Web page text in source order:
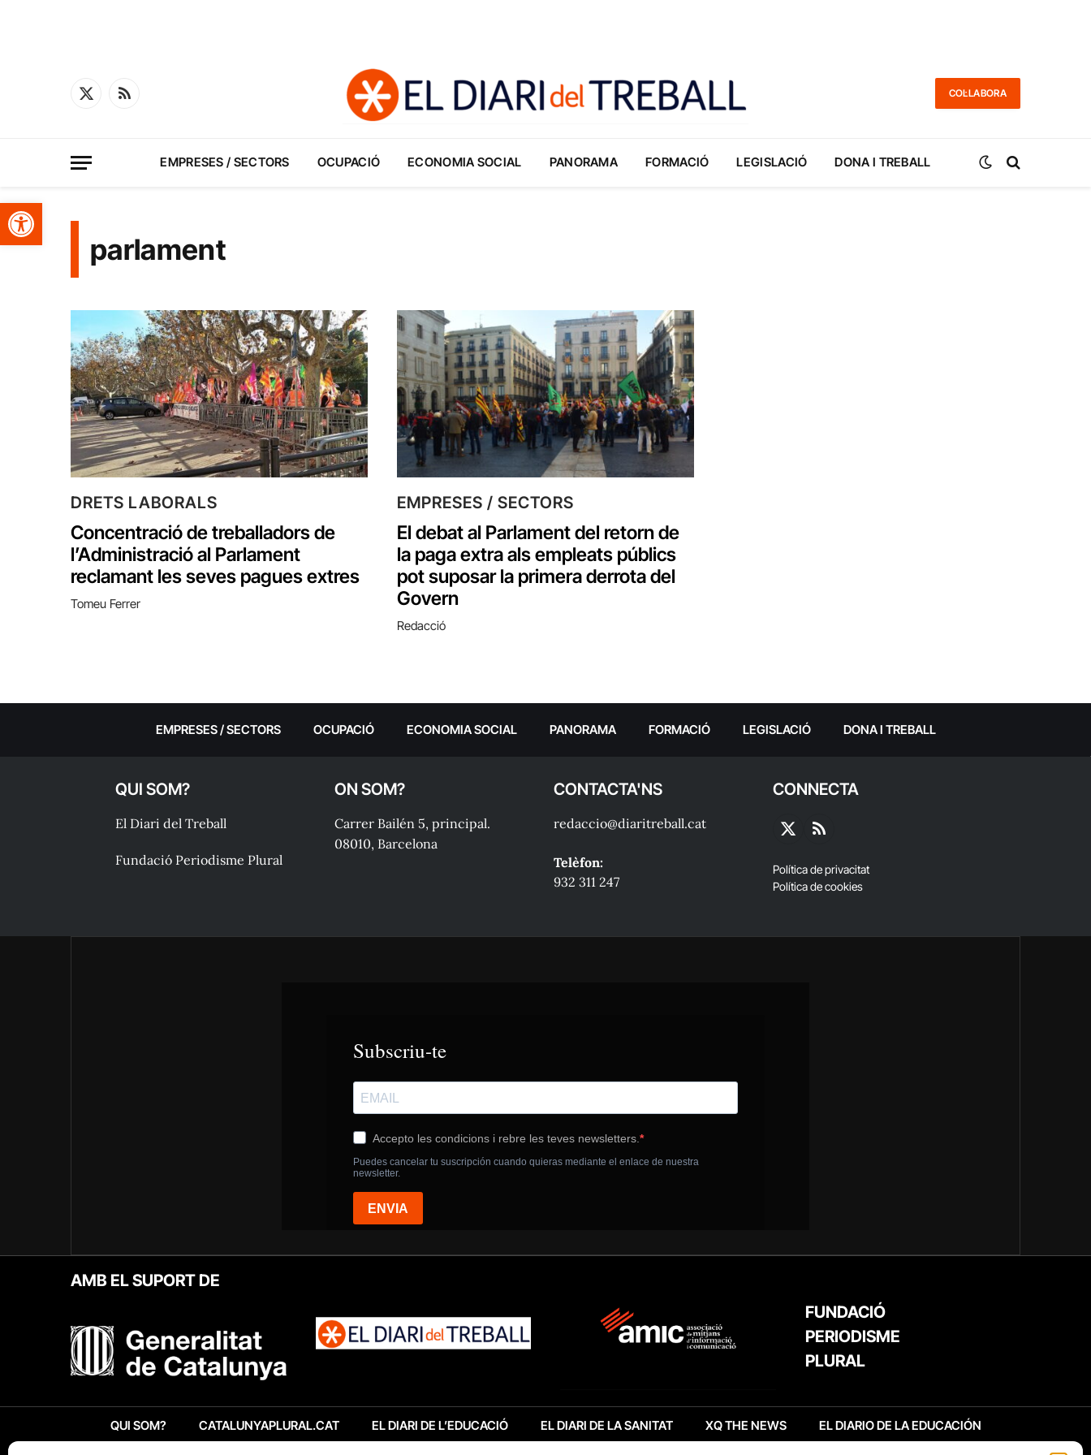
Obre la barra d'eines
X
RSS
COL·LABORA
EMPRESES / SECTORS OCUPACIÓ ECONOMIA SOCIAL PANORAMA FORMACIÓ LEGISLACIÓ DONA I TREBALL
parlament
DRETS LABORALS
Concentració de treballadors de
l’Administració al Parlament
reclamant les seves pagues extres
Tomeu Ferrer
EMPRESES / SECTORS
El debat al Parlament del retorn de
la paga extra als empleats públics
pot suposar la primera derrota del
Govern
Redacció
EMPRESES / SECTORS OCUPACIÓ ECONOMIA SOCIAL PANORAMA FORMACIÓ LEGISLACIÓ DONA I TREBALL
QUI SOM?
El Diari del Treball
Fundació Periodisme Plural
ON SOM?
Carrer Bailén 5, principal.
08010, Barcelona
CONTACTA'NS
redaccio@diaritreball.cat
Telèfon:
932 311 247
CONNECTA
X
RSS
Política de privacitat
Política de cookies
AMB EL SUPORT DE
FUNDACIÓ
PERIODISME
PLURAL
QUI SOM? CATALUNYAPLURAL.CAT EL DIARI DE L’EDUCACIÓ EL DIARI DE LA SANITAT XQ THE NEWS EL DIARIO DE LA EDUCACIÓN